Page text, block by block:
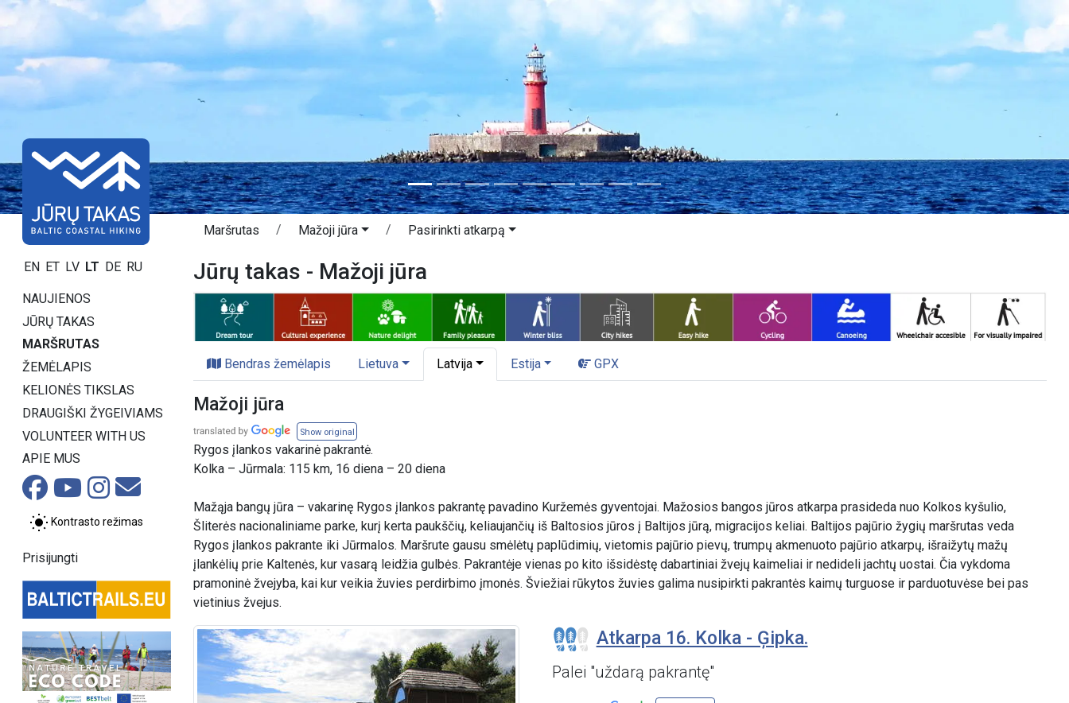
EN ET LV LT DE RU
NAUJIENOS
JŪRŲ TAKAS
MARŠRUTAS
ŽEMĖLAPIS
KELIONĖS TIKSLAS
DRAUGIŠKI ŽYGEIVIAMS
VOLUNTEER WITH US
APIE MUS
Kontrasto režimas
Prisijungti
Maršrutas Mažoji jūra Pasirinkti atkarpą
Jūrų takas - Mažoji jūra
Bendras žemėlapis Lietuva Latvija Estija GPX
Mažoji jūra
Show original
Rygos įlankos vakarinė pakrantė.
Kolka – Jūrmala: 115 km, 16 diena – 20 diena
Mažąja bangų jūra – vakarinę Rygos įlankos pakrantę pavadino Kuržemės gyventojai. Mažosios bangos jūros atkarpa prasideda nuo Kolkos kyšulio,
Šliterės nacionaliniame parke, kurį kerta paukščių, keliaujančių iš Baltosios jūros į Baltijos jūrą, migracijos keliai. Baltijos pajūrio žygių maršrutas veda
Rygos įlankos pakrante iki Jūrmalos. Maršrute gausu smėlėtų paplūdimių, vietomis pajūrio pievų, trumpų akmenuoto pajūrio atkarpų, išraižytų mažų
įlankėlių prie Kaltenės, kur vasarą leidžia gulbės. Pakrantėje vienas po kito išsidėstę dabartiniai žvejų kaimeliai ir nedideli jachtų uostai. Čia vykdoma
pramoninė žvejyba, kai kur veikia žuvies perdirbimo įmonės. Šviežiai rūkytos žuvies galima nusipirkti pakrantės kaimų turguose ir parduotuvėse bei pas
vietinius žvejus.
Atkarpa 16. Kolka - Ģipka.
Palei "uždarą pakrantę"